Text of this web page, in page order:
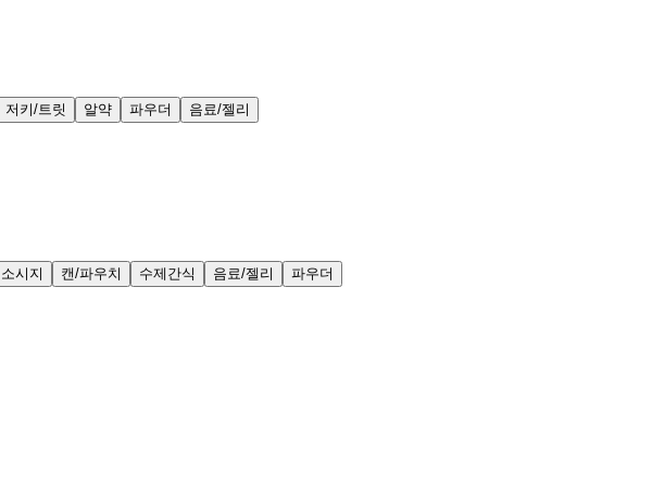
저키/트릿 알약 파우더 음료/젤리
소시지 캔/파우치 수제간식 음료/젤리 파우더